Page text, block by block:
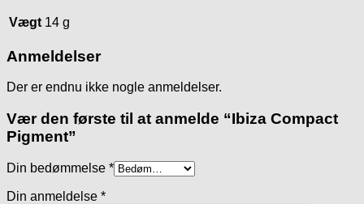
Vægt 14 g
Anmeldelser
Der er endnu ikke nogle anmeldelser.
Vær den første til at anmelde “Ibiza Compact
Pigment”
Din bedømmelse *
Din anmeldelse *